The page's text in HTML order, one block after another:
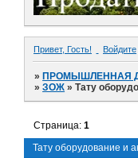
Привет, Гость! Войдите
»ПРОМЫШЛЕННАЯ
»ЗОЖ »Тату
Тату оборудование и
Страница:1